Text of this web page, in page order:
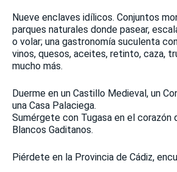
Nueve enclaves idílicos. Conjuntos
parques naturales donde pasear,
o volar; una gastronomía suculenta
vinos, quesos, aceites, retinto, caza,
mucho más.
Duerme en un Castillo Medieval, un
una Casa Palaciega.
Sumérgete con Tugasa en el corazón
Blancos Gaditanos.
Piérdete en la Provincia de Cádiz,